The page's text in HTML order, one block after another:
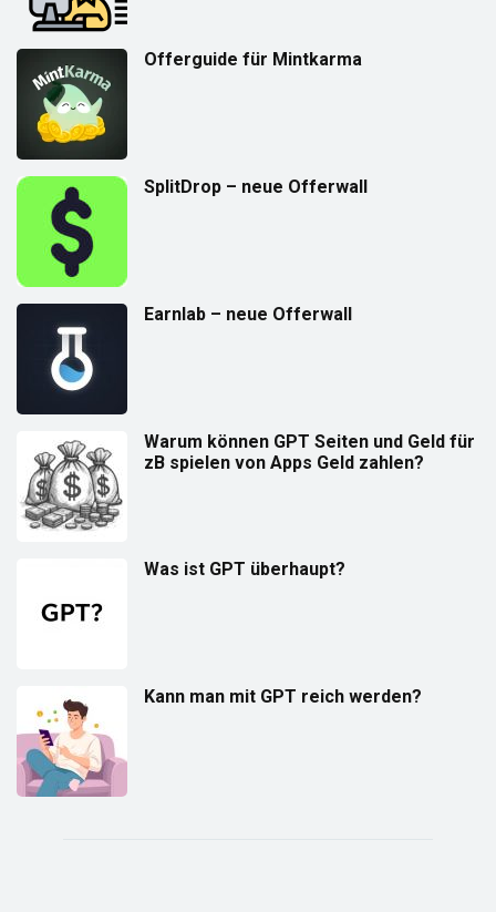
Offerguide für Mintkarma
SplitDrop – neue Offerwall
Earnlab – neue Offerwall
Warum können GPT Seiten und Geld für
zB spielen von Apps Geld zahlen?
Was ist GPT überhaupt?
Kann man mit GPT reich werden?